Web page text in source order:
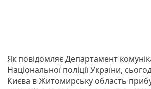
Як повідомляє Департамент
Національної поліції України,
Києва в Житомирську область